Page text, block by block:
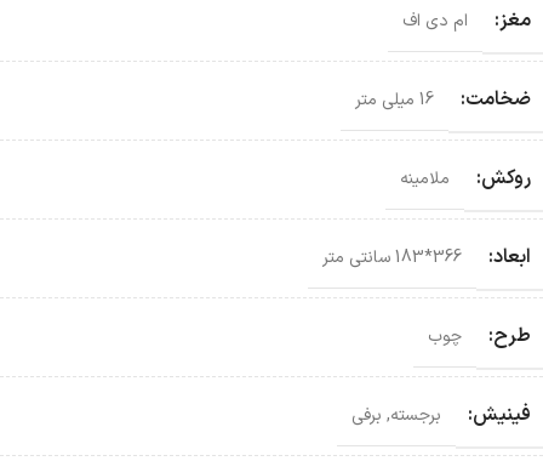
مغز: ام دی اف
ضخامت: 16 میلی متر
روکش: ملامینه
ابعاد: 366*183 سانتی‌ متر
طرح: چوب
فینیش: برجسته, برفی